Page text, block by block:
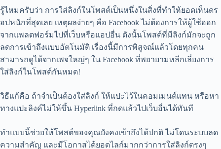
รู้ไหมครับว่า การใส่ลิงก์ในโพสต์เป็นหนึ่งในสิ่งที่ทำให้ยอดเห็นดร
อปหนักที่สุดเลย เหตุผลง่ายๆ คือ Facebook ไม่ต้องการให้ผู้ใช้ออก
จากแพลตฟอร์มไปที่เว็บหรือแอปอื่น ดังนั้นโพสต์ที่มีลิงก์มักจะถูก
ลดการเข้าถึงแบบอัตโนมัติ เรื่องนี้มีการพิสูจณ์แล้วโดยทุกคน
สามารถดูได้จากเพจใหญ่ๆ ใน Facebook ที่พยายามหลีกเลี่ยงการ
ใส่ลิงก์ในโพสต์กันหมด!
วิธีแก้คือ ถ้าจำเป็นต้องใส่ลิงก์ ให้แปะไว้ในคอมเมนต์แทน หรือหา
ทางแปะลิงค์ไม่ให้ขึ้น Hyperlink ที่กดแล้วไปเว็บอื่นได้ทันที
ทำแบบนี้ช่วยให้โพสต์ของคุณยังคงเข้าถึงได้ปกติ ไม่โดนระบบลด
ความสำคัญ และมีโอกาสได้ยอดไลก์มากกว่าการใส่ลิงก์ตรงๆ